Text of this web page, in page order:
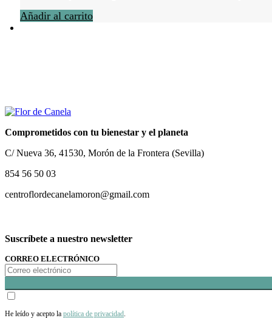
Añadir al carrito
Comprometidos con tu bienestar y el planeta
C/ Nueva 36, 41530, Morón de la Frontera (Sevilla)
854 56 50 03
centroflordecanelamoron@gmail.com
Suscríbete a nuestro newsletter
CORREO ELECTRÓNICO
He leído y acepto la política de privacidad